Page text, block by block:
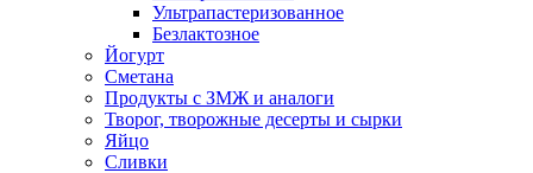
Ультрапастеризованное
Безлактозное
Йогурт
Сметана
Продукты с ЗМЖ и аналоги
Творог, творожные десерты и сырки
Яйцо
Сливки